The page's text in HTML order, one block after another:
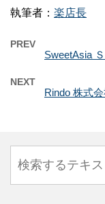
執筆者： 楽店長
PREV
SweetAsia
NEXT
Rindo 株式